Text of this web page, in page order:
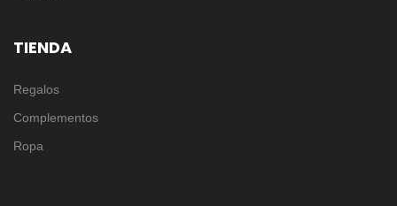
TIENDA
Regalos
Complementos
Ropa